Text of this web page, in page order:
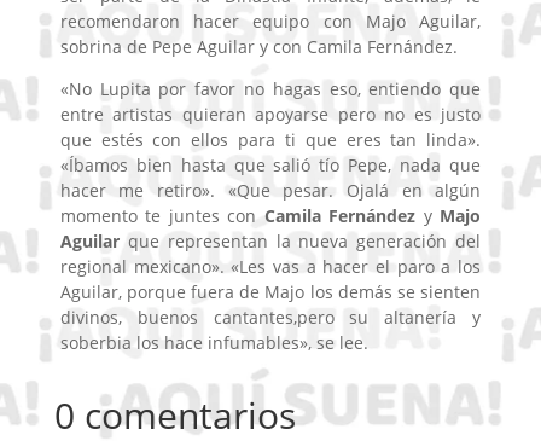
recomendaron hacer equipo con Majo Aguilar,
sobrina de Pepe Aguilar y con Camila Fernández.
«No Lupita por favor no hagas eso, entiendo que
entre artistas quieran apoyarse pero no es justo
que estés con ellos para ti que eres tan linda».
«Íbamos bien hasta que salió tío Pepe, nada que
hacer me retiro». «Que pesar. Ojalá en algún
momento te juntes con Camila Fernández y Majo
Aguilar que representan la nueva generación del
regional mexicano». «Les vas a hacer el paro a los
Aguilar, porque fuera de Majo los demás se sienten
divinos, buenos cantantes,pero su altanería y
soberbia los hace infumables», se lee.
0 comentarios